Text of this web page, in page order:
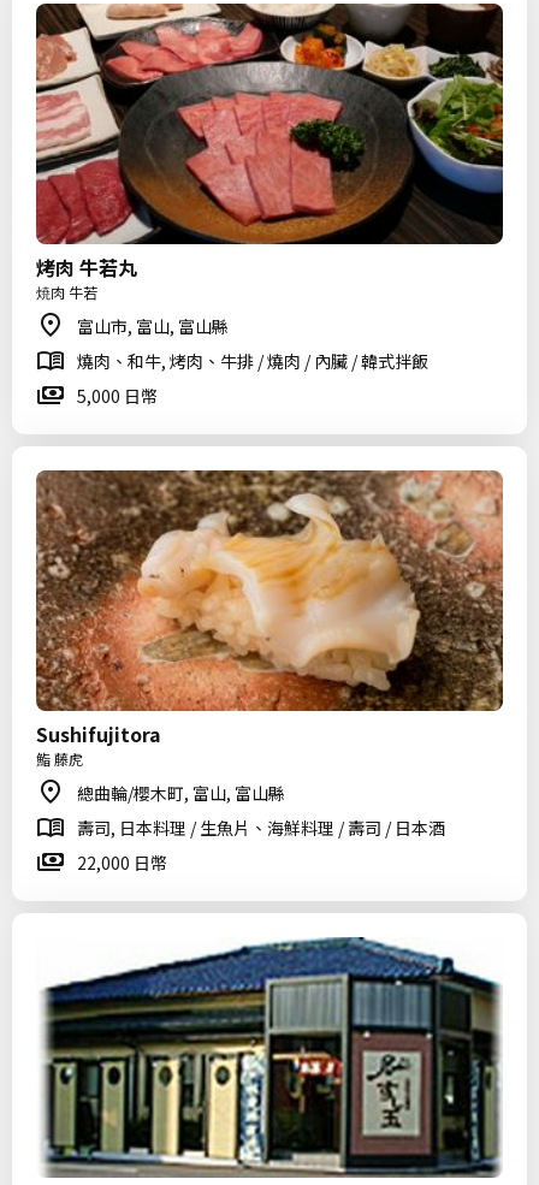
烤肉 牛若丸
焼肉 牛若
富山市, 富山, 富山縣
燒肉、和牛, 烤肉、牛排 / 燒肉 / 內臟 / 韓式拌飯
5,000 日幣
Sushifujitora
鮨 藤虎
總曲輪/櫻木町, 富山, 富山縣
壽司, 日本料理 / 生魚片、海鮮料理 / 壽司 / 日本酒
22,000 日幣